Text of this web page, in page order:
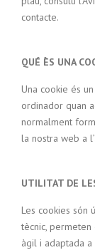
contacte.
QUÉ ÈS UNA
Una cookie és
ordinador quan
normalment
la nostra web a
UTILITAT DE
Les cookies són
tècnic,
àgil i adaptada